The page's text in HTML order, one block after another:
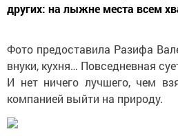
других: на лыжне места всем
Фото предоставила Разифа
внуки, кухня… Повседневная
И нет ничего лучшего, чем
компанией выйти на природу.